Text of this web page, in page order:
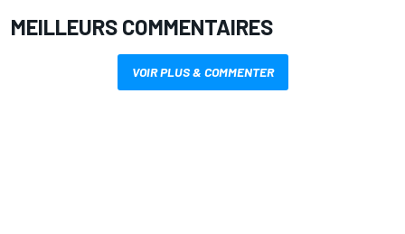
MEILLEURS COMMENTAIRES
VOIR PLUS & COMMENTER